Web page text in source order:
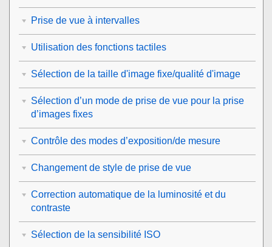
Prise de vue à intervalles
Utilisation des fonctions tactiles
Sélection de la taille d'image fixe/qualité d'image
Sélection d’un mode de prise de vue pour la prise
d’images fixes
Contrôle des modes d’exposition/de mesure
Changement de style de prise de vue
Correction automatique de la luminosité et du
contraste
Sélection de la sensibilité ISO